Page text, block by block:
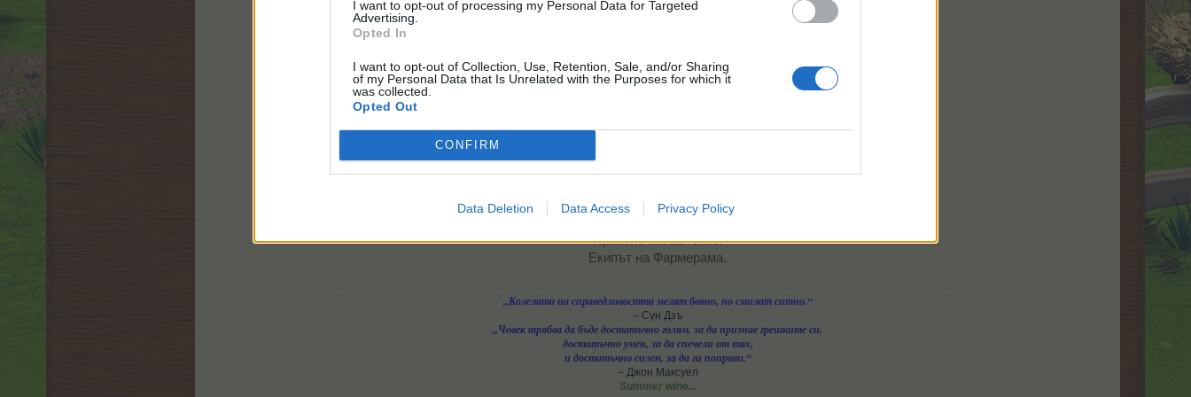
I want to opt-out of processing my Personal Data for Targeted
Advertising.
Opted In
I want to opt-out of Collection, Use, Retention, Sale, and/or Sharing
of my Personal Data that Is Unrelated with the Purposes for which it
was collected.
Opted Out
CONFIRM
Data Deletion Data Access Privacy Policy
Приятно забавление!
Екипът на Фармерама.​
„Колелата на справедливостта мелят бавно, но смилат ситно.“
– Сун Дзъ
„Човек трябва да бъде достатъчно голям, за да признае грешките си,
достатъчно умен, за да спечели от тях,
и достатъчно силен, за да ги поправи.“
– Джон Максуел
Summer wine...